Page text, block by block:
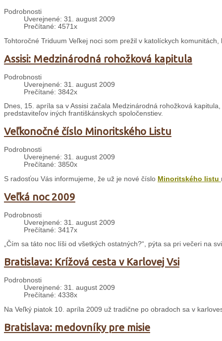
Podrobnosti
Uverejnené: 31. august 2009
Prečítané: 4571x
Tohtoročné Triduum Veľkej noci som prežil v katolíckych
Assisi: Medzinárodná rohožková kapitula
Podrobnosti
Uverejnené: 31. august 2009
Prečítané: 3842x
Dnes, 15. apríla sa v Assisi začala Medzinárodná rohožková
predstaviteľov iných františkánskych spoločenstiev.
Veľkonočné číslo Minoritského Listu
Podrobnosti
Uverejnené: 31. august 2009
Prečítané: 3850x
S radosťou Vás informujeme, že už je nové číslo Minoritského listu
Veľká noc 2009
Podrobnosti
Uverejnené: 31. august 2009
Prečítané: 3417x
„Čím sa táto noc líši od všetkých ostatných?“, pýta sa pri večeri na
Bratislava: Krížová cesta v Karlovej Vsi
Podrobnosti
Uverejnené: 31. august 2009
Prečítané: 4338x
Na Veľký piatok 10. apríla 2009 už tradične po obradoch sa v
Bratislava: medovníky pre misie